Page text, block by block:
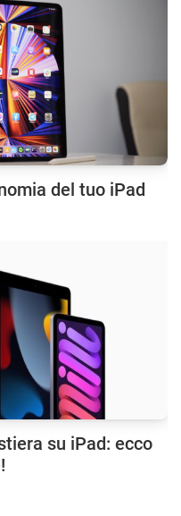
del tuo iPad
su iPad: ecco